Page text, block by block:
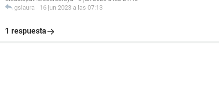
gslaura - 16 jun 2023 a las 07:13
1 respuesta